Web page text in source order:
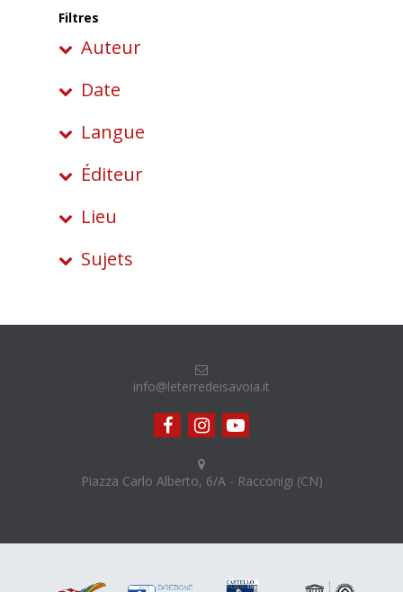
Filtres
Auteur
Date
Langue
Éditeur
Lieu
Sujets
info@leterredeisavoia.it
Piazza Carlo Alberto, 6/A - Racconigi (CN)